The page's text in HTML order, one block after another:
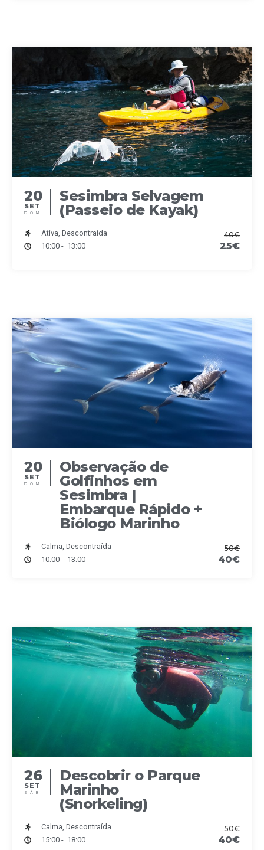
20
SET
DOM
Sesimbra Selvagem
(Passeio de Kayak)
Ativa, Descontraída
10:00 - 13:00
40€
25€
20
SET
DOM
Observação de
Golfinhos em
Sesimbra |
Embarque Rápido +
Biólogo Marinho
Calma, Descontraída
10:00 - 13:00
50€
40€
26
SET
SÁB
Descobrir o Parque
Marinho
(Snorkeling)
Calma, Descontraída
15:00 - 18:00
50€
40€